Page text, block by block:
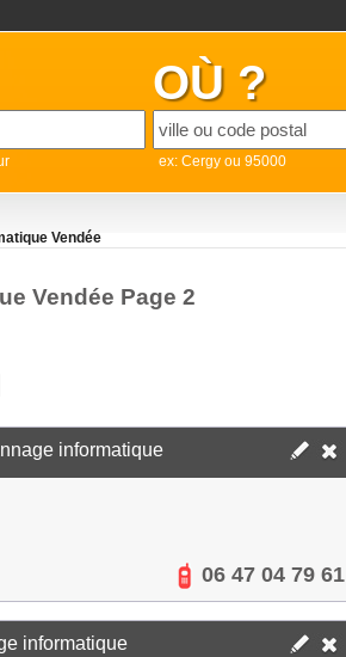
OÙ ?
ex: Cergy ou 95000
Vendée
Vendée Page 2
informatique
06 47 04 79 61
informatique